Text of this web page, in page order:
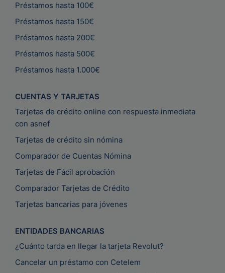
Préstamos hasta 100€
Préstamos hasta 150€
Préstamos hasta 200€
Préstamos hasta 500€
Préstamos hasta 1.000€
CUENTAS Y TARJETAS
Tarjetas de crédito online con respuesta inmediata
con asnef
Tarjetas de crédito sin nómina
Comparador de Cuentas Nómina
Tarjetas de Fácil aprobación
Comparador Tarjetas de Crédito
Tarjetas bancarias para jóvenes
ENTIDADES BANCARIAS
¿Cuánto tarda en llegar la tarjeta Revolut?
Cancelar un préstamo con Cetelem